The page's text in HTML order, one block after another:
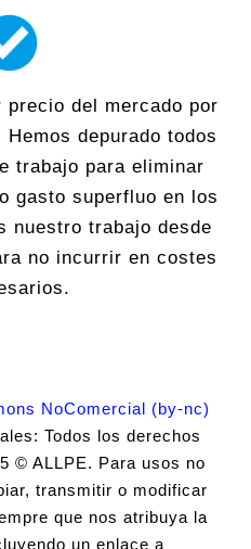
del mercado por
depurado todos
trabajo para eliminar
gasto superfluo en los
nuestro trabajo desde
no incurrir en costes
NoComercial (by-nc)
Todos los derechos
© ALLPE. Para usos no
transmitir o modificar
que nos atribuya la
un enlace a